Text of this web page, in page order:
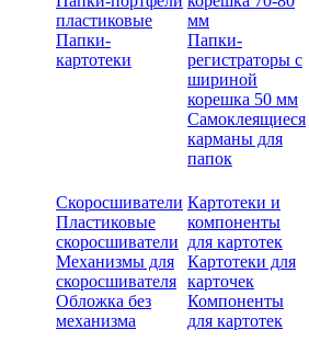
пластиковые
Папки-
картотеки
мм
Папки-
регистраторы с
шириной
корешка 50 мм
Самоклеящиеся
карманы для
папок
Скоросшиватели
Пластиковые
скоросшиватели
Механизмы для
скоросшивателя
Обложка без
механизма
Картотеки и
компоненты
для картотек
Картотеки для
карточек
Компоненты
для картотек